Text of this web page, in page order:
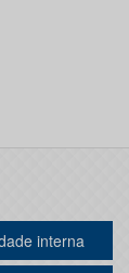
interna